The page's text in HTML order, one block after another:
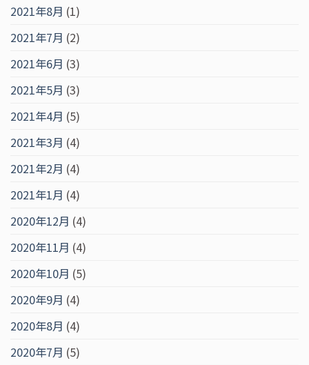
2021年8月 (1)
2021年7月 (2)
2021年6月 (3)
2021年5月 (3)
2021年4月 (5)
2021年3月 (4)
2021年2月 (4)
2021年1月 (4)
2020年12月 (4)
2020年11月 (4)
2020年10月 (5)
2020年9月 (4)
2020年8月 (4)
2020年7月 (5)